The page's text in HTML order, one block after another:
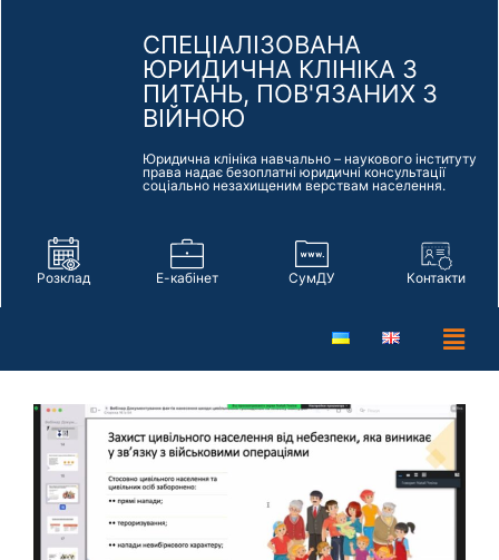
СПЕЦІАЛІЗОВАНА
ЮРИДИЧНА КЛІНІКА З
ПИТАНЬ, ПОВ'ЯЗАНИХ З
ВІЙНОЮ
Юридична клініка навчально – наукового інституту
права надає безоплатні юридичні консультації
соціально незахищеним верствам населення.
Розклад Е-кабінет СумДУ Контакти